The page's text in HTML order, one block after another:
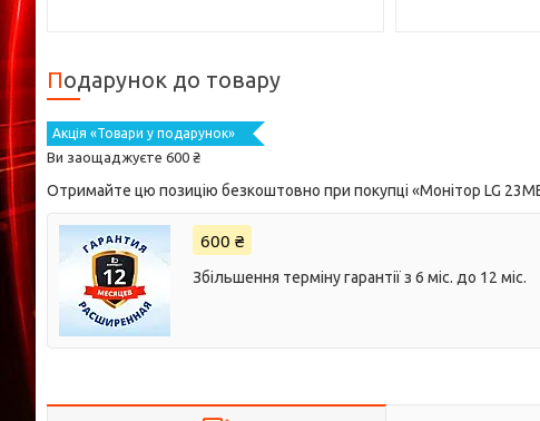
Подарунок до товару
Акція «Товари у подарунок»
Ви заощаджуєте 600 ₴
Отримайте цю позицію безкоштовно при покупці «Монітор LG
600 ₴
Збільшення терміну гарантії з 6 міс. до 12 міс.